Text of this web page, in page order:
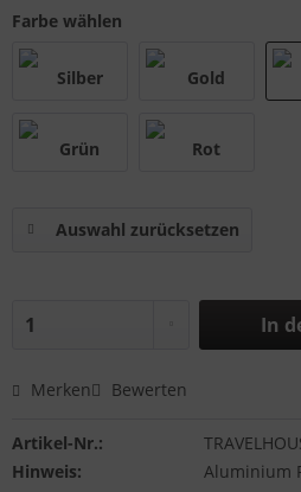
Farbe wählen
Auswahl zurücksetzen
In
Merken Bewerten
Artikel-Nr.:
Hinweis:
Aluminium